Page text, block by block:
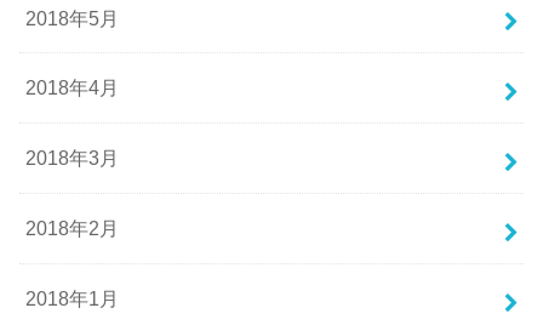
2018年5月
2018年4月
2018年3月
2018年2月
2018年1月